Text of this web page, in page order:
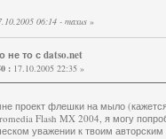
06:14 - maxus »
не то с datso.net
: 17.10.2005 22:35 »
проект флешки на мыло
Flash MX 2004, я могу
уважении к твоим